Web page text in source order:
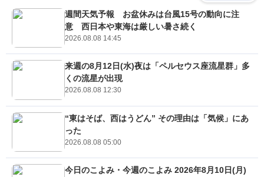
週間天気予報 お盆休みは台風15号の動向に注
意 西日本や東海は厳しい暑さ続く
2026.08.08 14:45
来週の8月12日(水)夜は「ペルセウス座流星群」多
くの流星が出現
2026.08.08 12:30
“東はそば、西はうどん” その理由は「気候」にあ
った
2026.08.08 05:00
今日のこよみ・今週のこよみ 2026年8月10日(月)